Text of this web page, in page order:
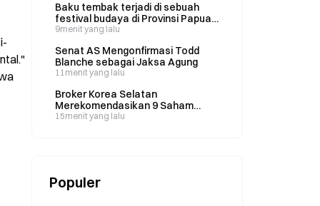
Baku tembak terjadi di sebuah
festival budaya di Provinsi Papua,
Indonesia, pada 8 Agustus
9menit yang lalu
Senat AS Mengonfirmasi Todd
Blanche sebagai Jaksa Agung
11menit yang lalu
Broker Korea Selatan
Merekomendasikan 9 Saham
untuk Strategi Short Covering
15menit yang lalu
Populer